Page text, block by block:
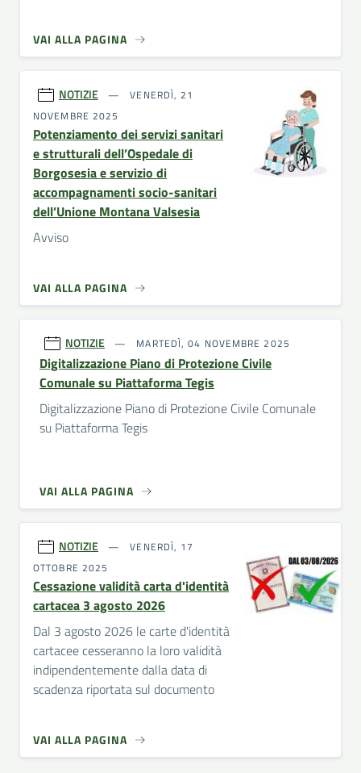
VAI ALLA PAGINA
NOTIZIE
VENERDÌ, 21
NOVEMBRE 2025
Potenziamento dei servizi sanitari
e strutturali dell’Ospedale di
Borgosesia e servizio di
accompagnamenti socio-sanitari
dell’Unione Montana Valsesia
Avviso
VAI ALLA PAGINA
NOTIZIE MARTEDÌ, 04 NOVEMBRE 2025
Digitalizzazione Piano di Protezione Civile
Comunale su Piattaforma Tegis
Digitalizzazione Piano di Protezione Civile Comunale
su Piattaforma Tegis
VAI ALLA PAGINA
NOTIZIE
VENERDÌ, 17
OTTOBRE 2025
Cessazione validità carta d'identità
cartacea 3 agosto 2026
Dal 3 agosto 2026 le carte d'identità
cartacee cesseranno la loro validità
indipendentemente dalla data di
scadenza riportata sul documento
VAI ALLA PAGINA